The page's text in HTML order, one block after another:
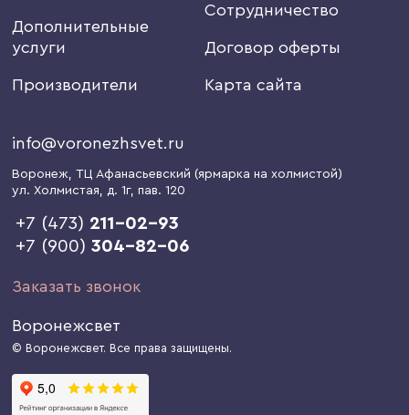
Дополнительные
услуги
Производители
Сотрудничество
Договор оферты
Карта сайта
info@voronezhsvet.ru
Воронеж, ТЦ Афанасьевский (ярмарка на холмистой)
ул. Холмистая, д. 1г, пав. 120
+7 (473) 211-02-93
+7 (900)304-82-06
Заказать звонок
Воронежсвет
© Воронежсвет. Все права защищены.